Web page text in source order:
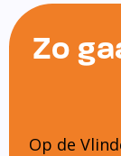
Zo
Op de